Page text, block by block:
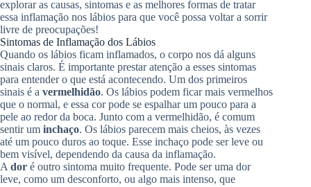
explorar as causas, sintomas e as melhores formas de tratar
essa inflamação nos lábios para que você possa voltar a sorrir
livre de preocupações!
Sintomas de Inflamação dos Lábios
Quando os lábios ficam inflamados, o corpo nos dá alguns
sinais claros. É importante prestar atenção a esses sintomas
para entender o que está acontecendo. Um dos primeiros
sinais é a vermelhidão. Os lábios podem ficar mais vermelhos
que o normal, e essa cor pode se espalhar um pouco para a
pele ao redor da boca. Junto com a vermelhidão, é comum
sentir um inchaço. Os lábios parecem mais cheios, às vezes
até um pouco duros ao toque. Esse inchaço pode ser leve ou
bem visível, dependendo da causa da inflamação.
A dor é outro sintoma muito frequente. Pode ser uma dor
leve, como um desconforto, ou algo mais intenso, que